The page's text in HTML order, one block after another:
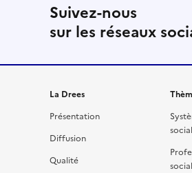
Suivez-nous
sur les réseaux
La Drees
Présentation
Diffusion
Qualité